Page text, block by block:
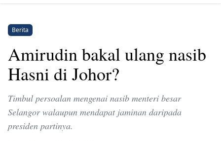
Berita
Amirudin bakal ulang nasib
Hasni di Johor?
Timbul persoalan mengenai nasib menteri besar
Selangor walaupun mendapat jaminan daripada
presiden partinya.